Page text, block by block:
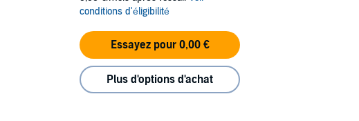
conditions d'éligibilité
Essayez pour 0,00 €
Plus d'options d'achat